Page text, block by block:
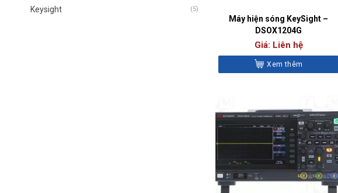
Keysight (5)
Máy hiện sóng KeySight –
DSOX1204G
Giá: Liên hệ
Xem thêm